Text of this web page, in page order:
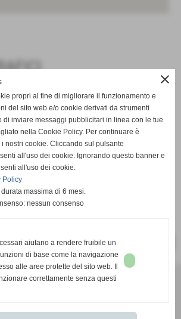
SUCCESSIVO >>
Regionale FIDAL BASILICATA
Campo Scuola "D. Sabia" - 85100 POTENZA
close
propri al fine di migliorare il funzionamento e
del sito web e/o cookie derivati da strumenti
di inviare messaggi pubblicitari in linea con le tue
nella Cookie Policy. Per continuare è
nostri cookie. Cliccando sul pulsante
all'uso dei cookie. Ignorando questo banner e
all'uso dei cookie.
Policy
durata massima di 6 mesi.
nessun consenso
aiutano a rendere fruibile un
di base come la navigazione
alle aree protette del sito web. Il
correttamente senza questi